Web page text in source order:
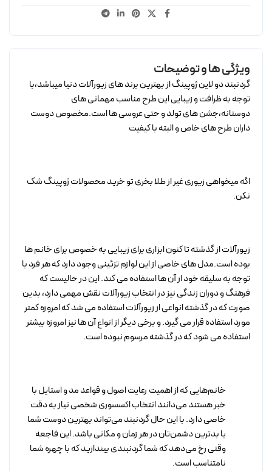
ویژگی ها و توضیحات
گردنبند دو لاین ژوپینگ از بهترین برند های زیورآلات دنیا میباشد،با
توجه به ظرافت و زیبایی این طرح مناسب مهمانی های
دوستانه،جشن های تولد و حتی عروسی ها است.مخصوص دوست
داران طرح های خاص و البته با کیفیت
اگه میخواهی زیوری غیر از طلا بخری تو خرید محصولات ژوپینگ شک
نکن.
زیورآلات از گذشته تا کنون ابزاری برای زیبایی به خصوص برای خانم ها
بوده است.مدل های خاصی از این لوازم تزئینی وجود دارد که هر فرد با
توجه به سلیقه خود از آن ها استفاده می کند. این در حالیست که
فرهنگ و دوران زندگی نیز در انتخاب زیورآلات نقش مهمی دارد، بدین
صورت که در گذشته انواعی از زیورآلات استفاده می شد که امروزه کمتر
مورد استفاده قرار می گیرد. و برخی دیگر از انواع آن ها نیز امروزه بیشتر
استفاده می شود که در گذشته مرسوم نبوده است.
خانم‌هایی که از اهمیت رعایت اصول و قواعد مد و استایل با
خبر هستند می‌دانند انتخاب اکسسوری شخصی نیاز به دقت
خاصی دارد. با این حال گردنبند می‌تواند بهترین دوست شما
یا بدترین دشمن‌تان در هر زمان و مکانی باشد. این فاجعه
وقتی رخ می‌دهد که شما گردنبندی بیندازید که با چهره شما
نامتناسب است.